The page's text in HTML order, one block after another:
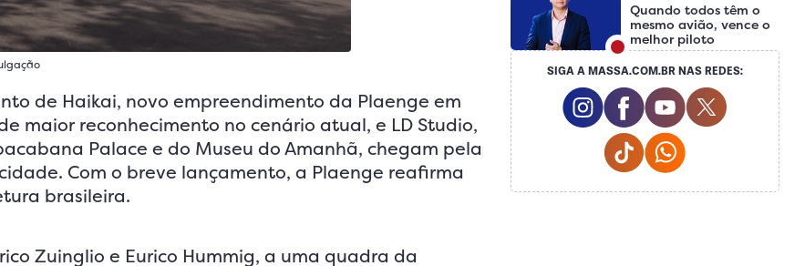
de Haikai, novo empreendimento da Plaenge em
maior reconhecimento no cenário atual, e LD Studio,
Palace e do Museu do Amanhã, chegam pela
Com o breve lançamento, a Plaenge reafirma
brasileira.
Zuinglio e Eurico Hummig, a uma quadra da
Quando todos têm o
mesmo avião, vence o
melhor piloto
SIGA A MASSA.COM.BR NAS REDES:
Instagram Social Media
Facebook Social
Youtube Social
Twitter
Tiktok Social Media
Whatsapp